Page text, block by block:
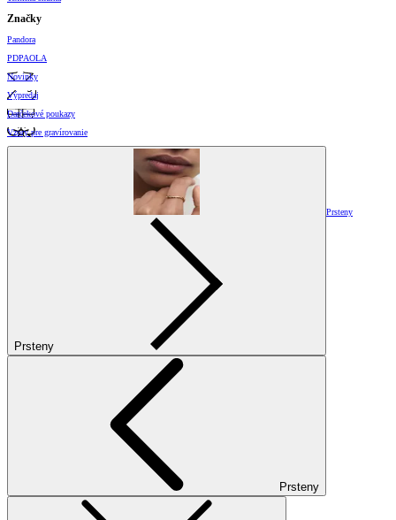
Značky
Pandora
PDPAOLA
Novinky
Výpredaj
Darčekové poukazy
Vzory pre gravírovanie
Prsteny
Prsteny
Prsteny